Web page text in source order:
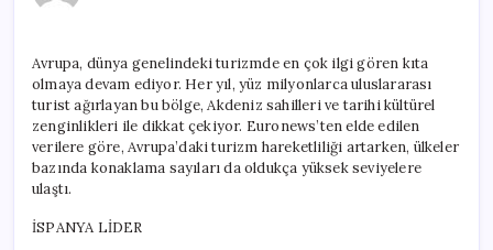
Edilen
Üçüncü
Ülkesi
Olmayı
Başardı
Avrupa, dünya genelindeki turizmde en çok ilgi gören kıta
olmaya devam ediyor. Her yıl, yüz milyonlarca uluslararası
turist ağırlayan bu bölge, Akdeniz sahilleri ve tarihi kültürel
zenginlikleri ile dikkat çekiyor. Euronews’ten elde edilen
verilere göre, Avrupa’daki turizm hareketliliği artarken, ülkeler
bazında konaklama sayıları da oldukça yüksek seviyelere
ulaştı.
İSPANYA LİDER